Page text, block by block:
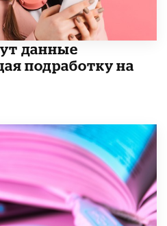
данные
подработку на